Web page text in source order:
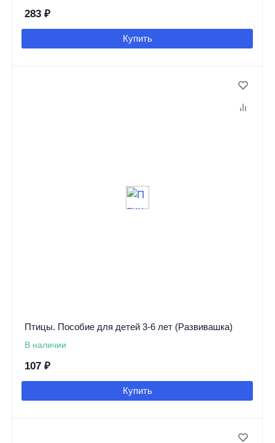
283 ₽
Купить
Птицы. Пособие для детей 3-6 лет (Развивашка)
В наличии
107 ₽
Купить